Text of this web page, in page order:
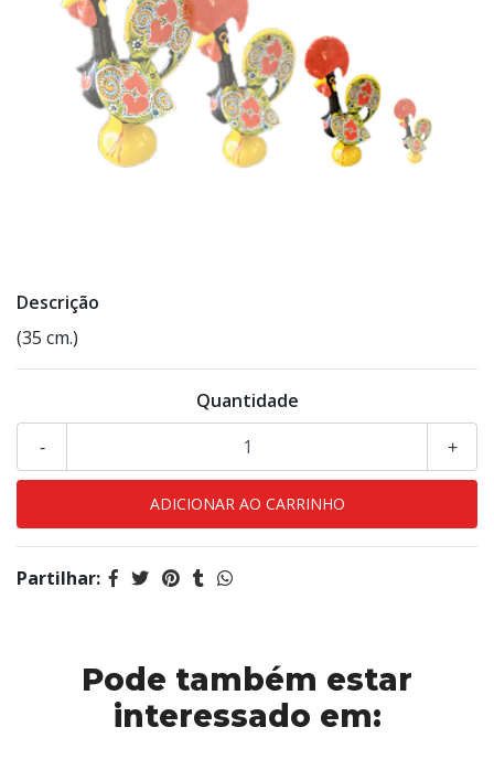
Descrição
(35 cm.)
Quantidade
+
-
Partilhar:
Pode também estar
interessado em: